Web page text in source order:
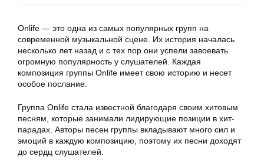
Onlife — это одна из самых популярных групп на
современной музыкальной сцене. Их история началась
несколько лет назад и с тех пор они успели завоевать
огромную популярность у слушателей. Каждая
композиция группы Onlife имеет свою историю и несет
особое послание.
Группа Onlife стала известной благодаря своим хитовым
песням, которые занимали лидирующие позиции в хит-
парадах. Авторы песен группы вкладывают много сил и
эмоций в каждую композицию, поэтому их песни доходят
до сердц слушателей.